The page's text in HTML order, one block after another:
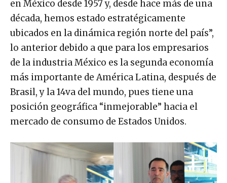
en México desde 1957 y, desde hace más de una
década, hemos estado estratégicamente
ubicados en la dinámica región norte del país”,
lo anterior debido a que para los empresarios
de la industria México es la segunda economía
más importante de América Latina, después de
Brasil, y la 14va del mundo, pues tiene una
posición geográfica “inmejorable” hacia el
mercado de consumo de Estados Unidos.